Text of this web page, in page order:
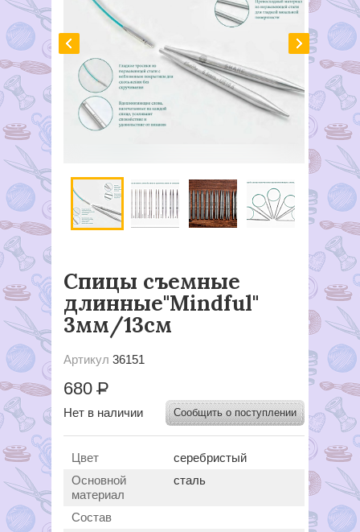
Спицы съемные
длинные"Mindful"
3мм/13см
Артикул 36151
680Р
Нет в наличии Сообщить о поступлении
Цвет
серебристый
Основной
материал
сталь
Состав